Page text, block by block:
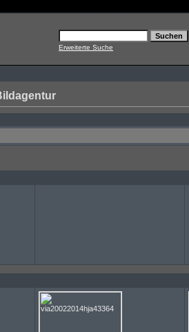
Erweiterte Suche